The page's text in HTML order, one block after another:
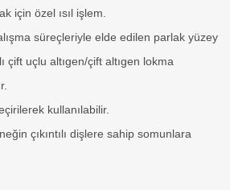
için özel ısıl işlem.
süreçleriyle elde edilen parlak yüzey
çift uçlu altıgen/çift altıgen lokma
kullanılabilir.
çıkıntılı dişlere sahip somunlara